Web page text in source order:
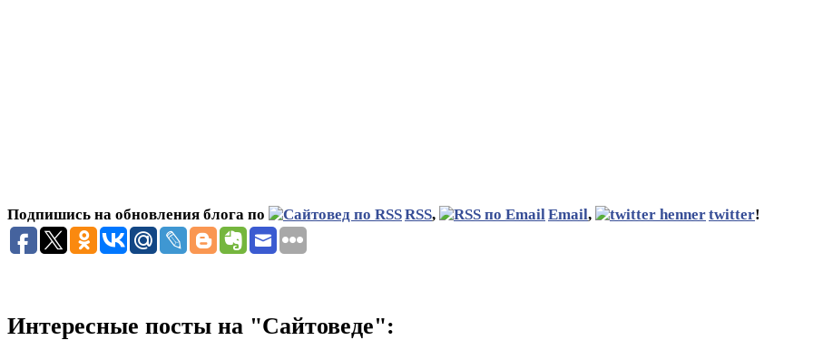
Подпишись на обновления блога по RSS, Email, twitter!
Интересные посты на "Сайтоведе":